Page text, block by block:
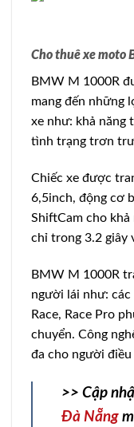
Cho thuê xe moto
BMW M 1000R
mang đến những
xe như: khả năng
tình trạng trơn
Chiếc xe được
6,5inch, động cơ
ShiftCam cho
chỉ trong 3.2 giây
BMW M 1000R
người lái như: các
Race, Race Pro
chuyển. Công
đa cho người
>> Cập
Đà Nẵng